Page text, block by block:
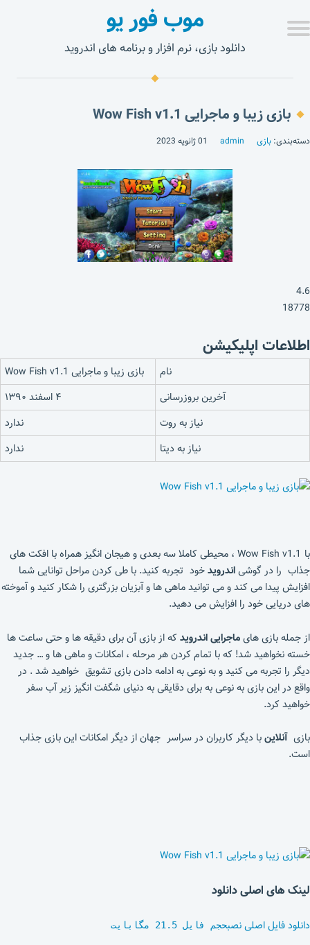
موب فور یو
دانلود بازی، نرم افزار و برنامه های اندروید
بازی زیبا و ماجرایی Wow Fish v1.1
دسته‌بندی: بازی admin 01 ژانویه 2023
4.6
18778
اطلاعات اپلیکیشن
نام
بازی زیبا و ماجرایی Wow Fish v1.1
آخرین بروزرسانی
۴ اسفند ۱۳۹۰
نیاز به روت
ندارد
نیاز به دیتا
ندارد
با Wow Fish v1.1 ، محیطی کاملا سه بعدی و هیجان انگیز همراه با افکت های
جذاب را در گوشیاندرویدخود تجربه کنید. با طی کردن مراحل توانایی شما
افزایش پیدا می کند و می توانید ماهی ها و آبزیان بزرگتری را شکار کنید و آموخته
های دریایی خود را افزایش می دهید.
از جمله بازی هایماجرایی اندرویدکه از بازی آن برای دقیقه ها و حتی ساعت ها
خسته نخواهید شد! که با تمام کردن هر مرحله ، امکانات و ماهی ها و … جدید
دیگر را تجربه می کنید و به نوعی به ادامه دادن بازی تشویق خواهید شد . در
واقع در این بازی به نوعی به برای دقایقی به دنیای شگفت انگیز زیر آب سفر
خواهید کرد.
بازی آنلاینبا دیگر کاربران در سراسر جهان از دیگر امکانات این بازی جذاب
است.
لینک های اصلی دانلود
دانلود فایل اصلی نصبحجم فایل 21.5 مگابایت